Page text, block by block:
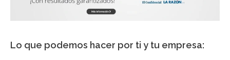
Lo que podemos hacer por ti y tu empresa: